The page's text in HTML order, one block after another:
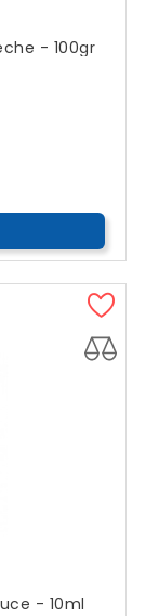
- 100gr
- 10ml